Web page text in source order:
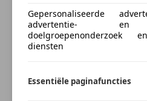
Nieuw chassis
Een vernieuwd chassis, dat
frame met dubbele
vertrouwen en een
Something
We're sorry, but
Please try again or
Try
Gepersonaliseerde
advertentie- en
doelgroepenonderzoek
diensten
Essentiële paginafuncties